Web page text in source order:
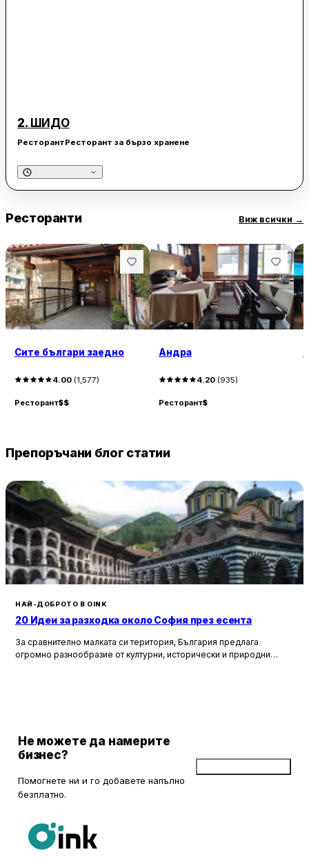
2. ШИДО
РесторантРесторант за бързо хранене
Ресторанти Виж всички →
Сите българи заедно
4.00 (1,577)
Ресторант$$
Андра
4.20 (935)
Ресторант$
Препоръчани блог статии
НАЙ-ДОБРОТО В OINK
20 Идеи за разходка около София през есента
За сравнително малката си територия, България предлага
огромно разнообразие от културни, исторически и природни
Не можете да намерите
бизнес?
Помогнете ни и го добавете напълно
безплатно.